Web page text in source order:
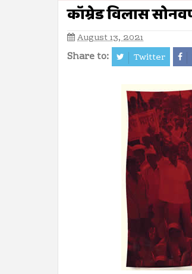
कॉम्रेड विलास
August 13, 2021
Share to: Twitter